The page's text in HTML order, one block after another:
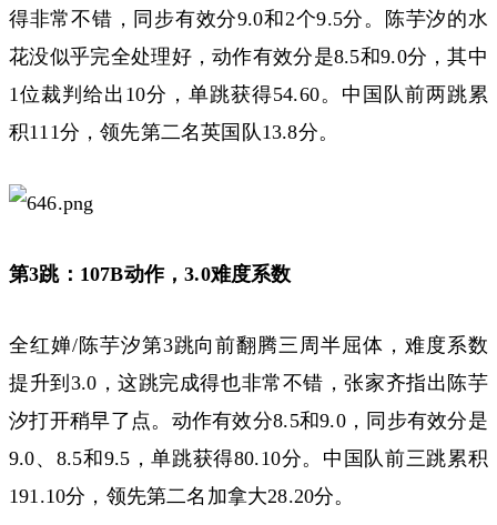
得非常不错，同步有效分9.0和2个9.5分。陈芋汐的水
花没似乎完全处理好，动作有效分是8.5和9.0分，其中
1位裁判给出10分，单跳获得54.60。中国队前两跳累
积111分，领先第二名英国队13.8分。
第3跳：107B动作，3.0难度系数
全红婵/陈芋汐第3跳向前翻腾三周半屈体，难度系数
提升到3.0，这跳完成得也非常不错，张家齐指出陈芋
汐打开稍早了点。动作有效分8.5和9.0，同步有效分是
9.0、8.5和9.5，单跳获得80.10分。中国队前三跳累积
191.10分，领先第二名加拿大28.20分。